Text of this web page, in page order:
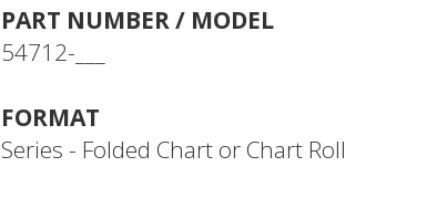
PART NUMBER / MODEL
54712-___
FORMAT
Series - Folded Chart or Chart Roll